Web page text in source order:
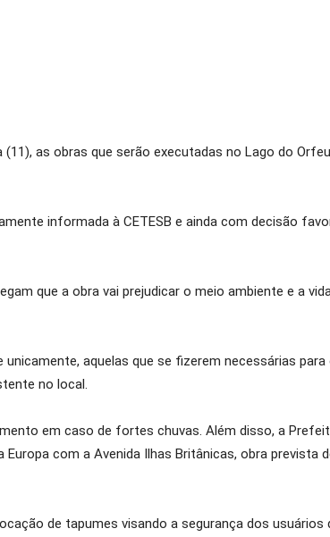
as obras que serão executadas no Lago do
informada à CETESB e ainda com decisão
que a obra vai prejudicar o meio ambiente e a
aquelas que se fizerem necessárias
no local.
em caso de fortes chuvas. Além disso, a
com a Avenida Ilhas Britânicas, obra prevista
de tapumes visando a segurança dos usuários